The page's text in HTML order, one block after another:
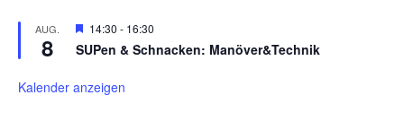
AUG.
8
Hervorgehoben
14:30 - 16:30
SUPen & Schnacken: Manöver&Technik
Kalender anzeigen